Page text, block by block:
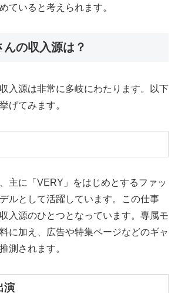
ていると考えられます。
の収入源は？
入源は非常に多岐にわたります。以下
げてみます。
主に「VERY」をはじめとするファッ
ルとして活躍しています。この仕事
入源のひとつとなっています。専属モ
に加え、広告や特集ページなどのギャ
測されます。
演